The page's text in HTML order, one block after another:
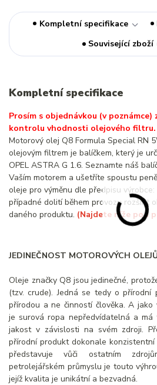
Kompletní specifikace
Související zboží
Kompletní specifikace
Prosím s objednávkou (v poznámce)
kontrolu vhodnosti olejového filtru.
Motorový olej Q8 Formula Special RN
olejovým filtrem je balíčkem, který je
OPEL ASTRA G 1.6. Seznamte náš
Vaším motorem a ušetříte spoustu
oleje pro výměnu dle předpisu výrobce:
případné dolití během provozu rozšířit
daného produktu. (Najdete níže pod
JEDINEČNOST MOTOROVÝCH
Oleje značky Q8 jsou jedinečné,
(tzv. crude). Jedná se tedy o
přírodou a ne činností člověka. A
je surová ropa nepředvídatelná a
jakost v závislosti na svém zdroji.
přírodní produkt dokonale
představuje vůči ostatním
petrolejářském průmyslu je touto
jejíž kvalita je unikátní a bezvadná.